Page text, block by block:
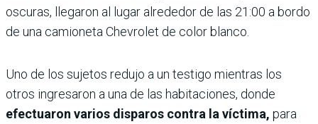
oscuras, llegaron al lugar alrededor de las 21:00 a bordo
de una camioneta Chevrolet de color blanco.
Uno de los sujetos redujo a un testigo mientras los
otros ingresaron a una de las habitaciones, donde
efectuaron varios disparos contra la víctima, para